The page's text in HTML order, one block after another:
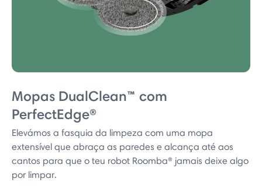
Mopas DualClean™ com
PerfectEdge®
Elevámos a fasquia da limpeza com uma mopa
extensível que abraça as paredes e alcança até aos
cantos para que o teu robot Roomba® jamais deixe algo
por limpar.